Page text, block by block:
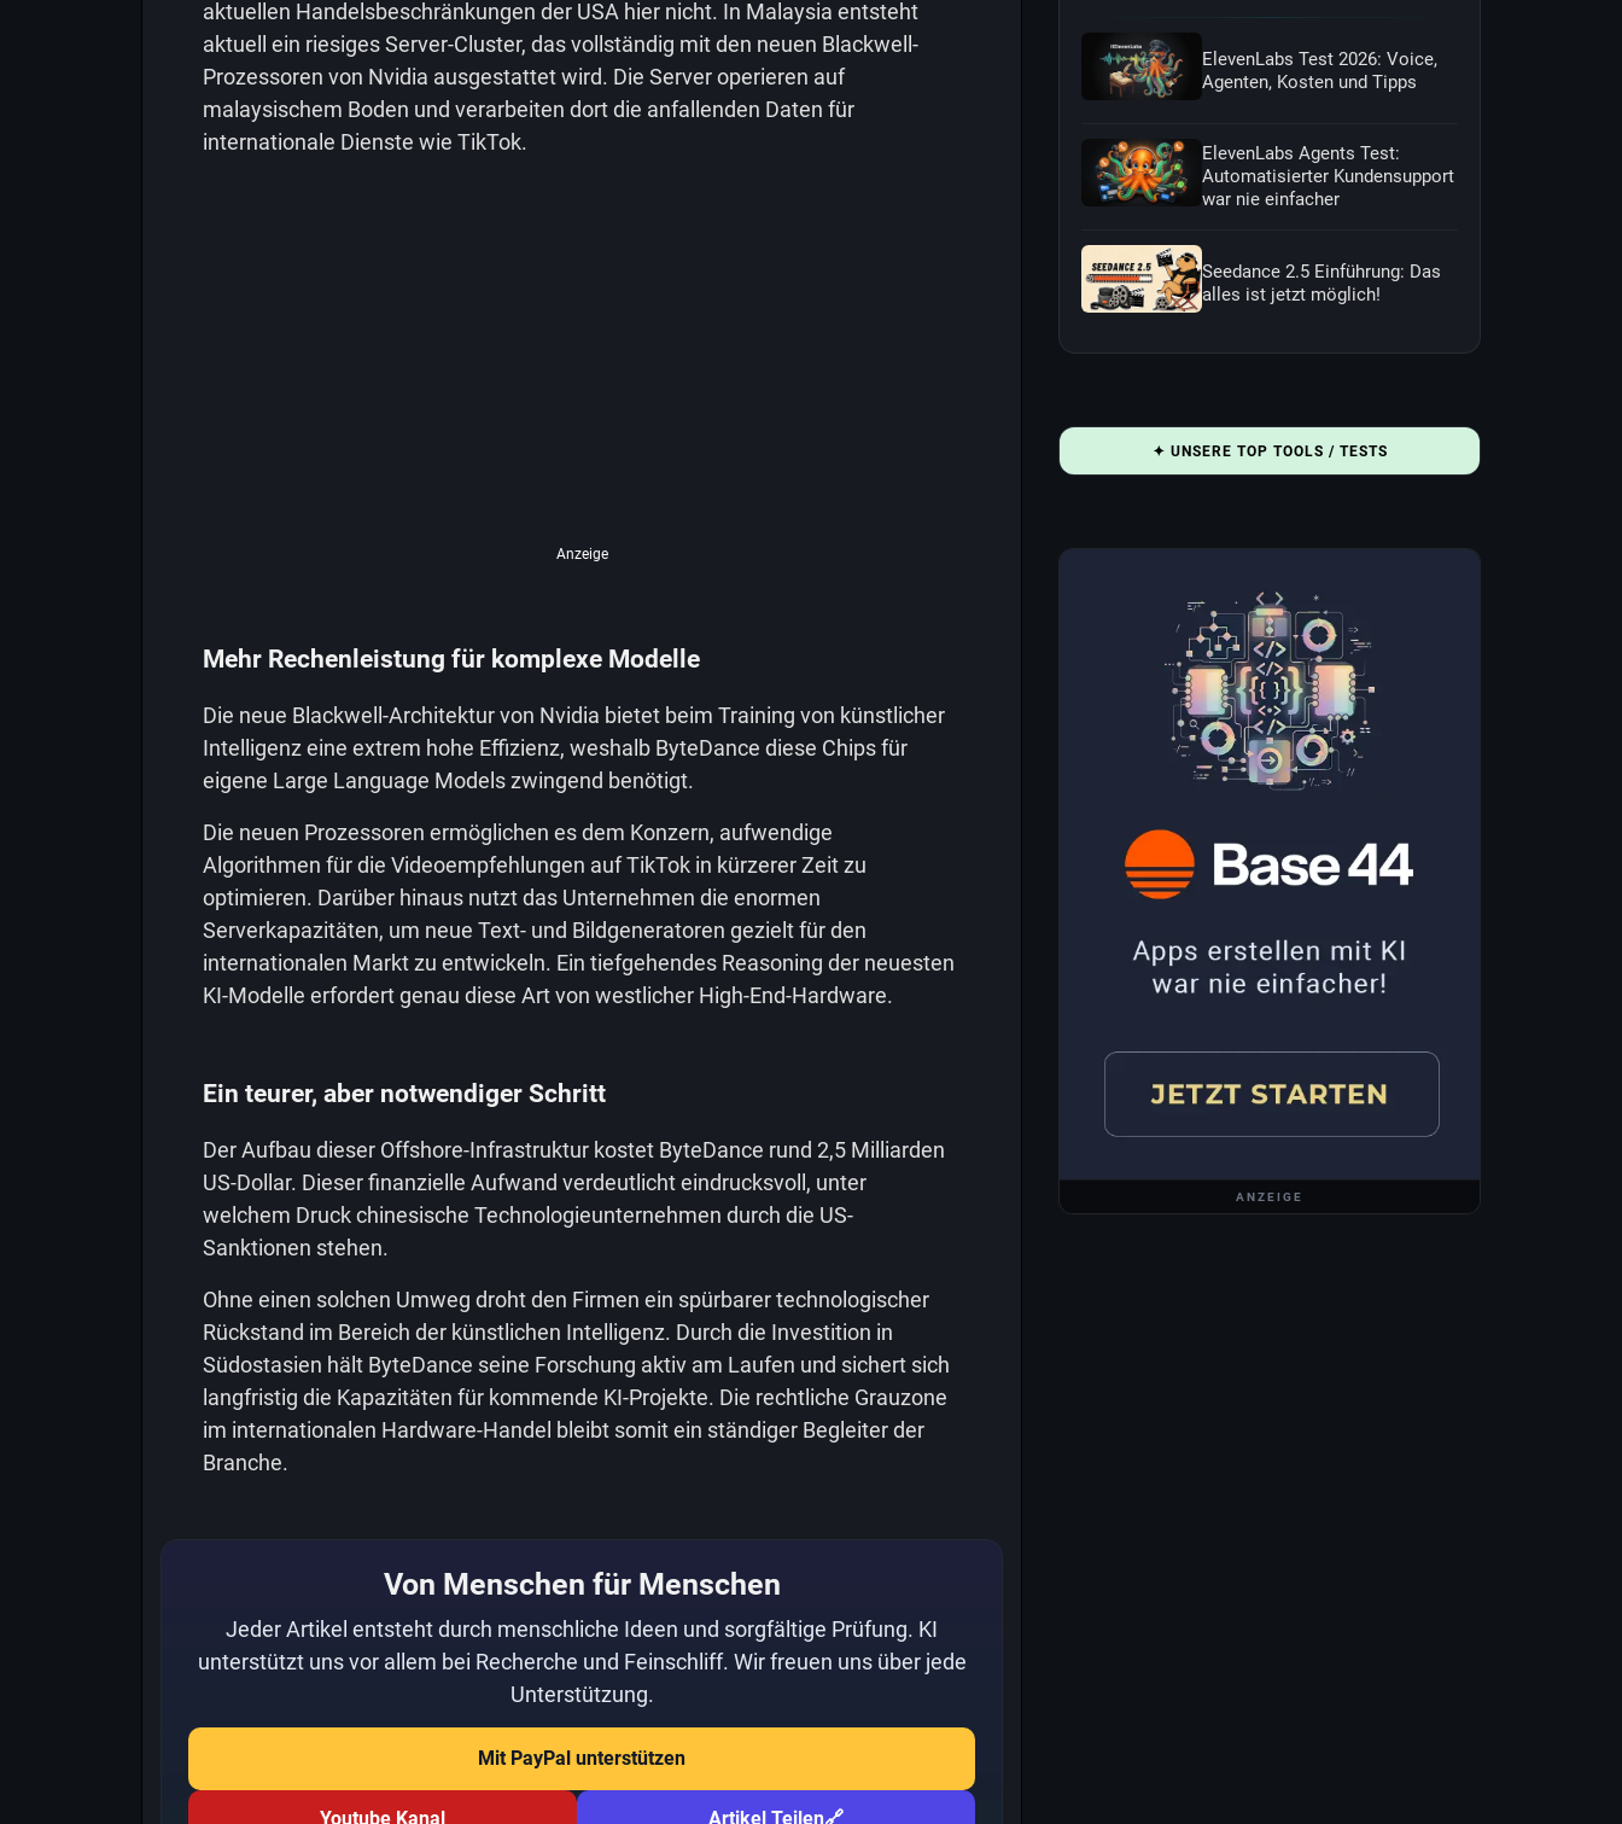
aktuellen Handelsbeschränkungen der USA hier nicht. In Malaysia entsteht
aktuell ein riesiges Server-Cluster, das vollständig mit den neuen Blackwell-
Prozessoren von Nvidia ausgestattet wird. Die Server operieren auf
malaysischem Boden und verarbeiten dort die anfallenden Daten für
internationale Dienste wie TikTok.
Anzeige
Mehr Rechenleistung für komplexe Modelle
Die neue Blackwell-Architektur von Nvidia bietet beim Training von künstlicher
Intelligenz eine extrem hohe Effizienz, weshalb ByteDance diese Chips für
eigene Large Language Models zwingend benötigt.
Die neuen Prozessoren ermöglichen es dem Konzern, aufwendige
Algorithmen für die Videoempfehlungen auf TikTok in kürzerer Zeit zu
optimieren. Darüber hinaus nutzt das Unternehmen die enormen
Serverkapazitäten, um neue Text- und Bildgeneratoren gezielt für den
internationalen Markt zu entwickeln. Ein tiefgehendes Reasoning der neuesten
KI-Modelle erfordert genau diese Art von westlicher High-End-Hardware.
Ein teurer, aber notwendiger Schritt
Der Aufbau dieser Offshore-Infrastruktur kostet ByteDance rund 2,5 Milliarden
US-Dollar. Dieser finanzielle Aufwand verdeutlicht eindrucksvoll, unter
welchem Druck chinesische Technologieunternehmen durch die US-
Sanktionen stehen.
Ohne einen solchen Umweg droht den Firmen ein spürbarer technologischer
Rückstand im Bereich der künstlichen Intelligenz. Durch die Investition in
Südostasien hält ByteDance seine Forschung aktiv am Laufen und sichert sich
langfristig die Kapazitäten für kommende KI-Projekte. Die rechtliche Grauzone
im internationalen Hardware-Handel bleibt somit ein ständiger Begleiter der
Branche.
Von Menschen für Menschen
Jeder Artikel entsteht durch menschliche Ideen und sorgfältige Prüfung. KI
unterstützt uns vor allem bei Recherche und Feinschliff. Wir freuen uns über jede
Unterstützung.
Mit PayPal unterstützen
Youtube Kanal Artikel Teilen🔗
ElevenLabs Test 2026: Voice,
Agenten, Kosten und Tipps
ElevenLabs Agents Test:
Automatisierter Kundensupport
war nie einfacher
Seedance 2.5 Einführung: Das
alles ist jetzt möglich!
✦ UNSERE TOP TOOLS / TESTS
ANZEIGE